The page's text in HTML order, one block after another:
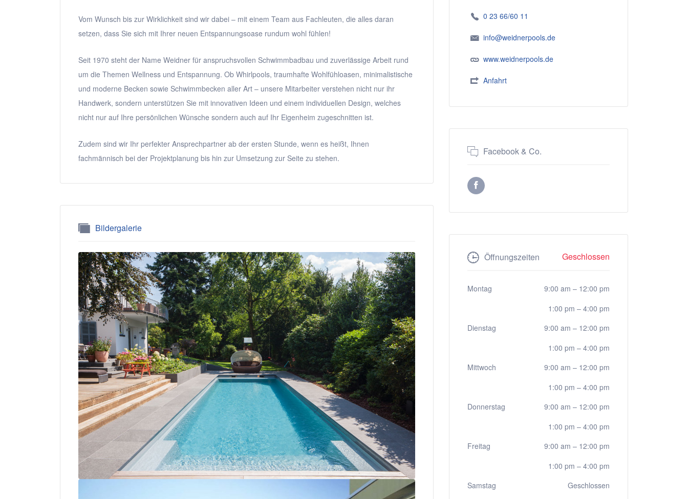
Vom Wunsch bis zur Wirklichkeit sind wir dabei – mit einem Team aus Fachleuten, die alles daran
setzen, dass Sie sich mit Ihrer neuen Entspannungsoase rundum wohl fühlen!
Seit 1970 steht der Name Weidner für anspruchsvollen Schwimmbadbau und zuverlässige Arbeit rund
um die Themen Wellness und Entspannung. Ob Whirlpools, traumhafte Wohlfühloasen, minimalistische
und moderne Becken sowie Schwimmbecken aller Art – unsere Mitarbeiter verstehen nicht nur ihr
Handwerk, sondern unterstützen Sie mit innovativen Ideen und einem individuellen Design, welches
nicht nur auf Ihre persönlichen Wünsche sondern auch auf Ihr Eigenheim zugeschnitten ist.
Zudem sind wir Ihr perfekter Ansprechpartner ab der ersten Stunde, wenn es heißt, Ihnen
fachmännisch bei der Projektplanung bis hin zur Umsetzung zur Seite zu stehen.
Bildergalerie
0 23 66/60 11
info@weidnerpools.de
www.weidnerpools.de
Anfahrt
Facebook & Co.
Öffnungszeiten Geschlossen
Montag 9:00 am – 12:00 pm
1:00 pm – 4:00 pm
Dienstag
9:00 am – 12:00 pm
1:00 pm – 4:00 pm
Mittwoch
9:00 am – 12:00 pm
1:00 pm – 4:00 pm
Donnerstag
9:00 am – 12:00 pm
1:00 pm – 4:00 pm
Freitag
9:00 am – 12:00 pm
1:00 pm – 4:00 pm
Samstag
Geschlossen